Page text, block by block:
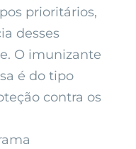
prioritários,
desses
O imunizante
é do tipo
contra os